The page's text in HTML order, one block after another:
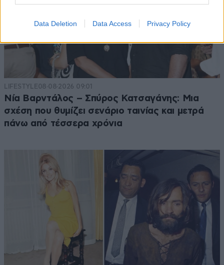
Data Deletion Data Access Privacy Policy
LIFESTYLE08·08·2026 09:01
Νία Βαρντάλος – Σπύρος Κατσαγάνης: Μια
σχέση που θυμίζει σενάριο ταινίας και μετρά
πάνω από τέσσερα χρόνια